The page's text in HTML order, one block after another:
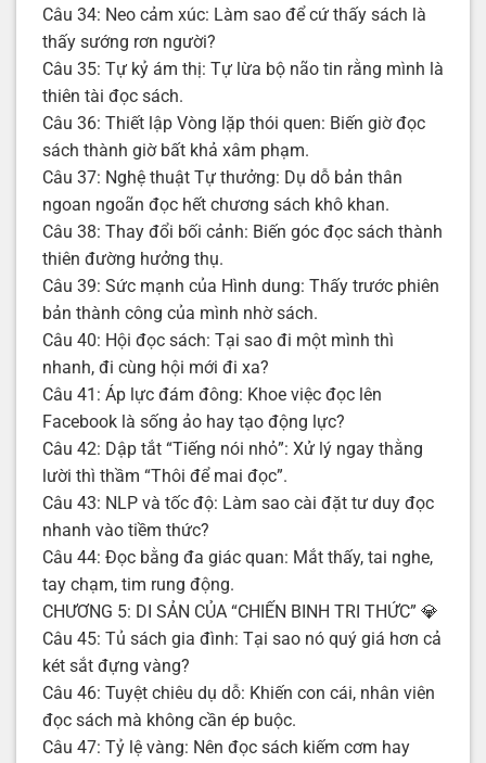
Câu 34: Neo cảm xúc: Làm sao để cứ thấy sách là
thấy sướng rơn người?
Câu 35: Tự kỷ ám thị: Tự lừa bộ não tin rằng mình là
thiên tài đọc sách.
Câu 36: Thiết lập Vòng lặp thói quen: Biến giờ đọc
sách thành giờ bất khả xâm phạm.
Câu 37: Nghệ thuật Tự thưởng: Dụ dỗ bản thân
ngoan ngoãn đọc hết chương sách khô khan.
Câu 38: Thay đổi bối cảnh: Biến góc đọc sách thành
thiên đường hưởng thụ.
Câu 39: Sức mạnh của Hình dung: Thấy trước phiên
bản thành công của mình nhờ sách.
Câu 40: Hội đọc sách: Tại sao đi một mình thì
nhanh, đi cùng hội mới đi xa?
Câu 41: Áp lực đám đông: Khoe việc đọc lên
Facebook là sống ảo hay tạo động lực?
Câu 42: Dập tắt “Tiếng nói nhỏ”: Xử lý ngay thằng
lười thì thầm “Thôi để mai đọc”.
Câu 43: NLP và tốc độ: Làm sao cài đặt tư duy đọc
nhanh vào tiềm thức?
Câu 44: Đọc bằng đa giác quan: Mắt thấy, tai nghe,
tay chạm, tim rung động.
CHƯƠNG 5: DI SẢN CỦA “CHIẾN BINH TRI THỨC” 💎
Câu 45: Tủ sách gia đình: Tại sao nó quý giá hơn cả
két sắt đựng vàng?
Câu 46: Tuyệt chiêu dụ dỗ: Khiến con cái, nhân viên
đọc sách mà không cần ép buộc.
Câu 47: Tỷ lệ vàng: Nên đọc sách kiếm cơm hay